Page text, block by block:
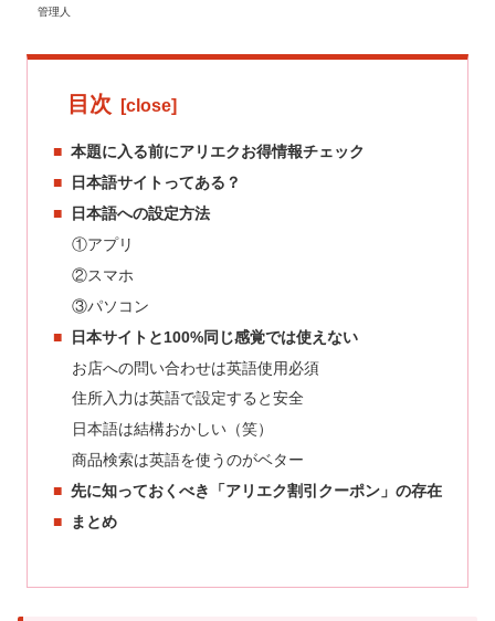
管理人
目次
本題に入る前にアリエクお得情報チェック
日本語サイトってある？
日本語への設定方法
①アプリ
②スマホ
③パソコン
日本サイトと100%同じ感覚では使えない
お店への問い合わせは英語使用必須
住所入力は英語で設定すると安全
日本語は結構おかしい（笑）
商品検索は英語を使うのがベター
先に知っておくべき「アリエク割引クーポン」の存在
まとめ